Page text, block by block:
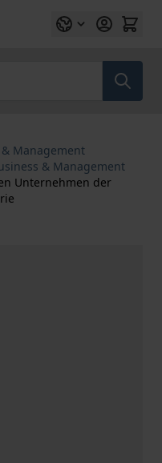
& Management
& Management
Unternehmen der